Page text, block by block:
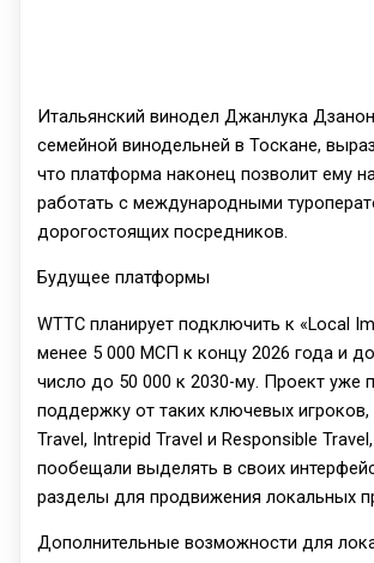
Итальянский винодел Джанлука
семейной винодельней в Тоскане,
что платформа наконец позволит ему
работать с международными
дорогостоящих посредников.
Будущее платформы
WTTC планирует подключить к «Local
менее 5 000 МСП к концу 2026 года и
число до 50 000 к 2030-му. Проект уже
поддержку от таких ключевых игроков,
Travel, Intrepid Travel и Responsible
пообещали выделять в своих
разделы для продвижения локальных
Дополнительные возможности для